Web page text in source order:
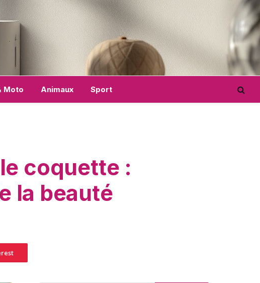
Moto Animaux Sport
coquette :
la beauté